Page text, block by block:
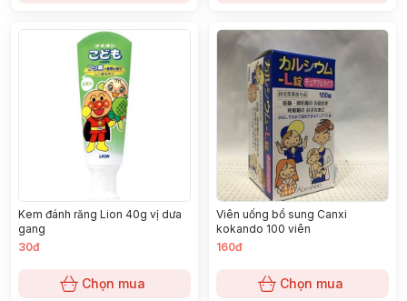
Kem đánh răng Lion 40g vị dưa
gang
30đ
Chọn mua
Viên uống bổ sung Canxi
kokando 100 viên
160đ
Chọn mua